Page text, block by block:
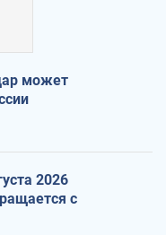
может
2026
с